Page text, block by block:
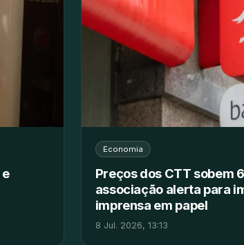
Economia
Preços dos CTT sobem
associação alerta para
imprensa em papel
8 Jul. 2026, 13:13